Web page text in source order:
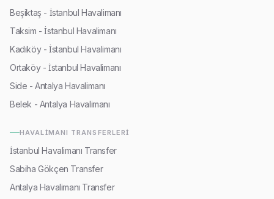
Beşiktaş - İstanbul Havalimanı
Taksim - İstanbul Havalimanı
Kadıköy - İstanbul Havalimanı
Ortaköy - İstanbul Havalimanı
Side - Antalya Havalimanı
Belek - Antalya Havalimanı
HAVALIMANI TRANSFERLERI
İstanbul Havalimanı Transfer
Sabiha Gökçen Transfer
Antalya Havalimanı Transfer